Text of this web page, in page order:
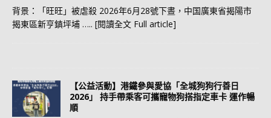
背景：「旺旺」被虐殺 2026年6月28號下晝，中国廣東省揭陽市
揭東區新亨鎮坪埔 ….. [閱讀全文 Full article]
【公益活動】港鐵參與愛協「全城狗狗行善日
2026」 持手帶乘客可攜寵物狗搭指定車卡 運作暢
順